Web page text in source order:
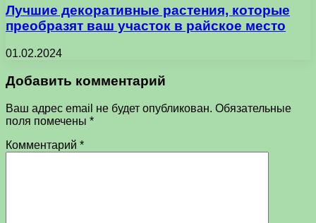
Лучшие декоративные растения, которые
преобразят ваш участок в райское место
01.02.2024
Добавить комментарий
Ваш адрес email не будет опубликован. Обязательные
поля помечены *
Комментарий *